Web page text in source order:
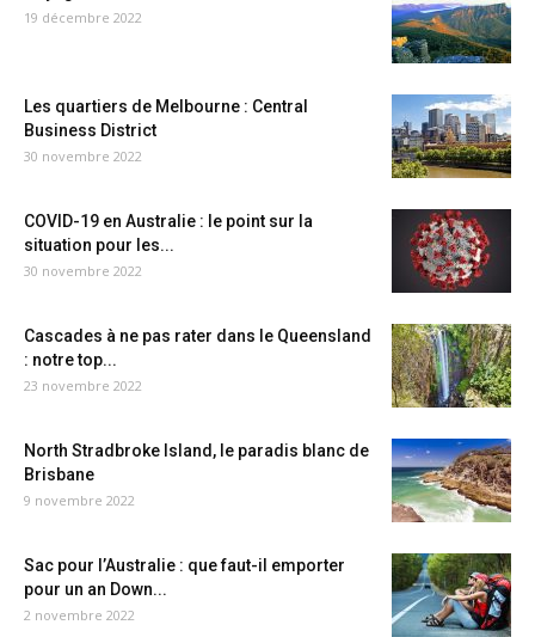
19 décembre 2022
Les quartiers de Melbourne : Central
Business District
30 novembre 2022
COVID-19 en Australie : le point sur la
situation pour les...
30 novembre 2022
Cascades à ne pas rater dans le Queensland
: notre top...
23 novembre 2022
North Stradbroke Island, le paradis blanc de
Brisbane
9 novembre 2022
Sac pour l’Australie : que faut-il emporter
pour un an Down...
2 novembre 2022